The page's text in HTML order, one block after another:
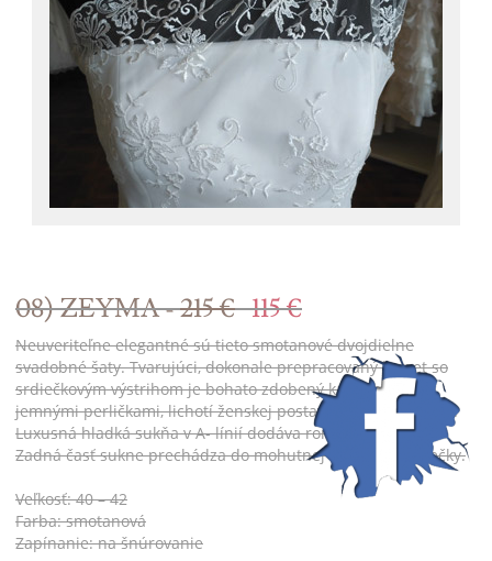
08) ZEYMA -215 € 115 €
Neuveriteľne elegantné sú tieto smotanové dvojdielne
svadobné šaty. Tvarujúci, dokonale prepracovaný korzet so
srdiečkovým výstrihom je bohato zdobený kamienkami a
jemnými perličkami, lichotí ženskej postave a zoštíhľuje pás.
Luxusná hladká sukňa v A- línií dodáva romantický vzhľad.
Zadná časť sukne prechádza do mohutnej nazberanej vlečky.
Veľkosť: 40 – 42
Farba: smotanová
Zapínanie: na šnúrovanie